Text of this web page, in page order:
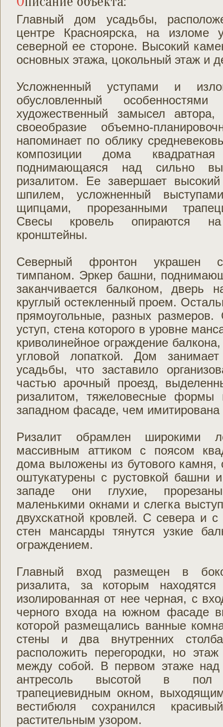
Главный дом усадьбы,
центре Красноярска, на изломе
северной ее стороне. Высокий
основных этажа, цокольный этаж и
Усложненный уступами и
обусловленный
художественный замысел
своеобразие объемно-
напоминает по облику
композиции дома
поднимающаяся над сильно
ризалитом. Ее завершает
шпилем, усложненный
щипцами, прорезанными
Свесы кровель опираются
кронштейны.
Северный фронтон украшен
тимпаном. Эркер башни,
заканчивается балконом, дверь
круглый остекленный проем.
прямоугольные, разных
уступ, стена которого в уровне
криволинейное ограждение
угловой лопаткой. Дом
усадьбы, что заставило
частью арочный проезд,
ризалитом, тяжеловесные формы
западном фасаде, чем имитирована
Ризалит обрамлен широкими
массивным аттиком с поясом
дома выложены из бутового камня,
оштукатурены с рустовкой башни
западе они глухие,
маленькими окнами и слегка
двухскатной кровлей. С севера и
стен мансарды тянутся узкие
ограждением.
Главный вход размещен в
ризалита, за которым
изолированная от нее черная, с
черного входа на южном фасаде
которой размещались ванные
стены и два внутренних
расположить перегородки, но
между собой. В первом этаже над
антресоль высотой в пол
трапециевидным окном,
вестибюля сохранился
растительным узором.